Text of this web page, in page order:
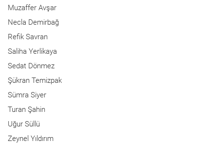
Muzaffer Avşar
Necla Demirbağ
Refik Savran
Saliha Yerlikaya
Sedat Dönmez
Şükran Temizpak
Sümra Siyer
Turan Şahin
Uğur Süllü
Zeynel Yıldırım